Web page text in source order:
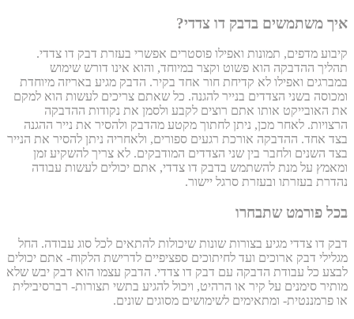
איך משתמשים בדבק דו צדדי?
קיבוע מדפים, תמונות ואפילו פוסטרים אפשרי בעזרת דבק דו צדדי.
תהליך ההדבקה הוא פשוט וקצר במיוחד, והוא אינו דורש שימוש
במברגים ואפילו לא קדיחת חור אחד בקיר. הדבק מגיע באריזה מיוחדת
ומכוסה בשני הצדדים בנייר להגנה. כל שאתם צריכים לעשות הוא למקם
את האובייקט אותו אתם רוצים לקבע ולסמן את נקודות ההדבקה
הרצויות. לאחר מכן, ניתן לחתוך מקטע מהדבק ולהסיר את נייר ההגנה
בצד אחד. ההדבקה אורכת רגעים ספורים, ולאחריה ניתן להסיר את הנייר
בצד השנים ולחבר בין שני הצדדים המודבקים. לא צריך להשקיע זמן
ומאמץ על מנת להשתמש בדבק דו צדדי, אתם יכולים לעשות עבודה
נהדרת בעזרתו ובעזרת סרגל יישור.
בכל פורמט שתבחרו
דבק דו צדדי מגיע בצורות שונות שיכולות להתאים לכל סוג עבודה. החל
מגלילי דבק ארוכים ועד לחיתוכים ספציפיים לדרישת הלקוח- אתם יכולים
לבצע כל עבודת הדבקה עם דבק דו צדדי. הדבק עצמו הוא דבק יבש שלא
מותיר סימנים על קיר או הרהיט, ויכול להגיע בתשי תצורות- רברסיבילית
או פרמננטית- ומתאימים לשימושים מסוגים שונים.